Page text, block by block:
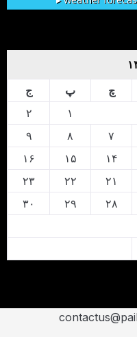
چ پ ج
۱
۲
۷ ۸
۹
۱۴ ۱۵
۱۶
۲۱ ۲۲
۲۳
۲۸ ۲۹
۳۰